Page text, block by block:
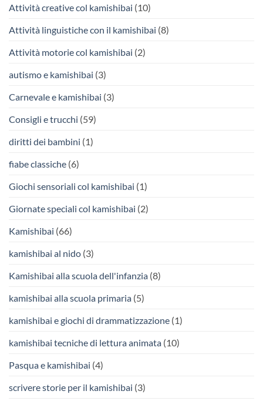
Attività creative col kamishibai (10)
Attività linguistiche con il kamishibai (8)
Attività motorie col kamishibai (2)
autismo e kamishibai (3)
Carnevale e kamishibai (3)
Consigli e trucchi (59)
diritti dei bambini (1)
fiabe classiche (6)
Giochi sensoriali col kamishibai (1)
Giornate speciali col kamishibai (2)
Kamishibai (66)
kamishibai al nido (3)
Kamishibai alla scuola dell'infanzia (8)
kamishibai alla scuola primaria (5)
kamishibai e giochi di drammatizzazione (1)
kamishibai tecniche di lettura animata (10)
Pasqua e kamishibai (4)
scrivere storie per il kamishibai (3)